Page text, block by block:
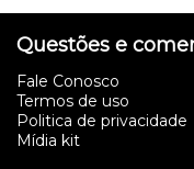
Questões e
Fale Conosco
Termos de uso
Politica de privacidade
Mídia kit